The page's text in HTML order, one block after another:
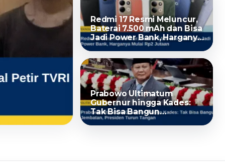
Redmi 17 Resmi Meluncur,
Baterai 7.500 mAh dan Bisa
Jadi Power Bank, Harganya
Mulai Rp2 Jutaan
Prabowo Ultimatum
Gubernur hingga Kades:
Tak Bisa Bangun
Jembatan, Presiden Turun